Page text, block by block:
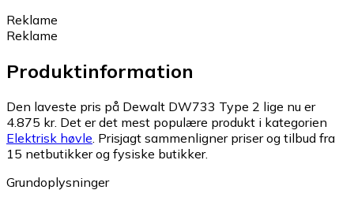
Reklame
Reklame
Produktinformation
Den laveste pris på Dewalt DW733 Type 2 lige nu er
4.875 kr. Det er det mest populære produkt i kategorien
Elektrisk høvle Prisjagt sammenligner priser og tilbud fra
15 netbutikker og fysiske butikker.
Grundoplysninger